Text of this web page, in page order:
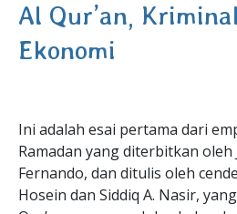
Al Qur’an,
Ekonomi
Ini adalah esai pertama dari
Ramadan yang diterbitkan oleh
Fernando, dan ditulis oleh
Hosein dan Siddiq A. Nasir,